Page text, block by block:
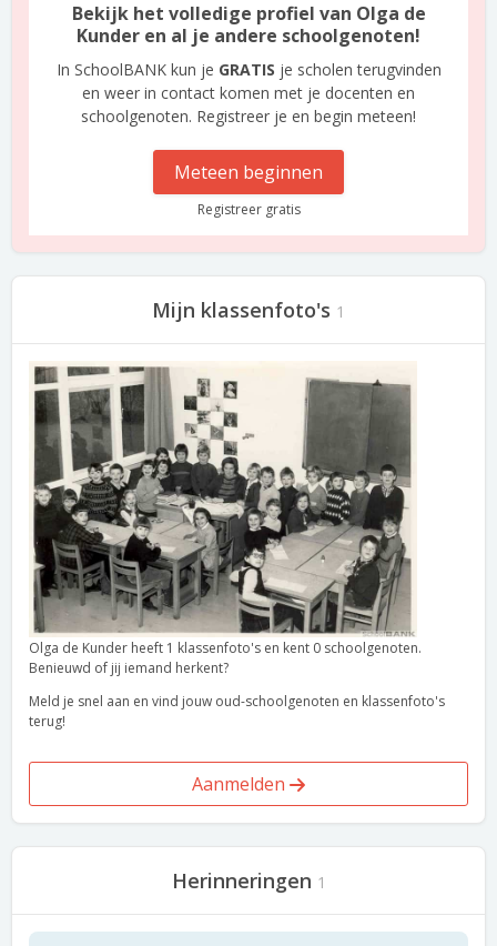
Bekijk het volledige profiel van Olga de
Kunder en al je andere schoolgenoten!
In SchoolBANK kun je GRATIS je scholen terugvinden
en weer in contact komen met je docenten en
schoolgenoten. Registreer je en begin meteen!
Meteen beginnen
Registreer gratis
Mijn klassenfoto's 1
Olga de Kunder heeft 1 klassenfoto's en kent 0 schoolgenoten.
Benieuwd of jij iemand herkent?
Meld je snel aan en vind jouw oud-schoolgenoten en klassenfoto's
terug!
Aanmelden
Herinneringen 1